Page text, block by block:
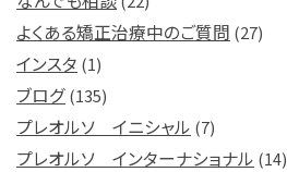
よくある矯正治療中のご質問 (27)
インスタ (1)
ブログ(135)
プレオルソ イニシャル (7)
プレオルソ インターナショナル (14)